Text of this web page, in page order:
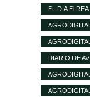
almidón del
EL DÍA El
EEUU?
la normativa
DIARIO DE
que los